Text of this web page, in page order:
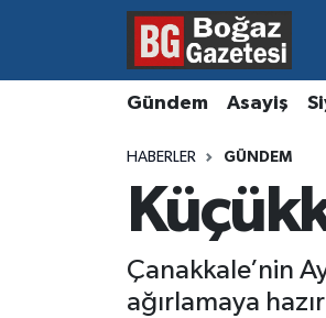
Gündem Asayiş
HABERLER GÜNDEM
Çanakkale’nin
ağırlamaya
Asayiş
Kültür ve Sanat
Hava Durumu
Süper Lig Puan Durumu ve
Son Dakika Haberleri